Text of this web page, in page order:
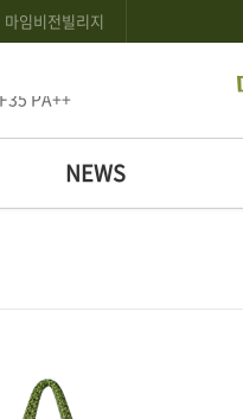
마임비전빌리지
NEWS